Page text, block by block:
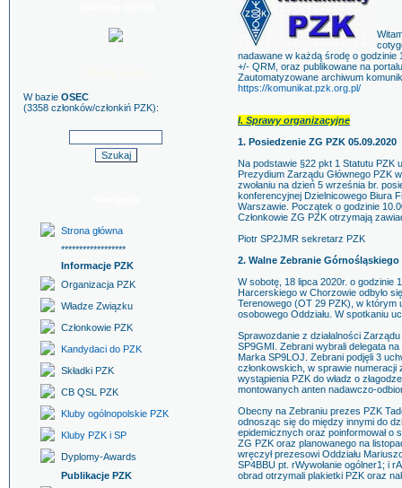
W bazie OSEC
(3358 członków/członkiń PZK):
Strona główna
******************
Informacje PZK
Organizacja PZK
Władze Związku
Członkowie PZK
Kandydaci do PZK
Składki PZK
CB QSL PZK
Kluby ogólnopolskie PZK
Kluby PZK i SP
Dyplomy-Awards
Publikacje PZK
nadawane w każdą środę o
+/- QRM, oraz publikowane na
Zautomatyzowane archiwum
https://komunikat.pzk.org.pl/
I. Sprawy organizacyjne
1. Posiedzenie ZG PZK 05.09.2020
Na podstawie §22 pkt 1 Statutu PZK
Prezydium Zarządu Głównego PZK
zwołaniu na dzień 5 września br.
konferencyjnej Dzielnicowego Biura
Warszawie. Początek o godzinie
Członkowie ZG PZK otrzymają
Piotr SP2JMR sekretarz PZK
2. Walne Zebranie
W sobotę, 18 lipca 2020r. o godzinie
Harcerskiego w Chorzowie odbyło
Terenowego (OT 29 PZK), w którym
osobowego Oddziału. W spotkaniu
Sprawozdanie z działalności
SP9GMI. Zebrani wybrali delegata
Marka SP9LOJ. Zebrani podjęli 3
członkowskich, w sprawie
wystąpienia PZK do władz o
montowanych anten nadawczo-
Obecny na Zebraniu prezes PZK
odnosząc się do między innymi do
epidemicznych oraz poinformował o
ZG PZK oraz planowanego na
wręczył prezesowi Oddziału
SP4BBU pt. rWywołanie ogólner1; i
obrad otrzymali plakietki PZK oraz